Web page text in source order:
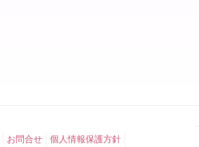
お問合せ 個人情報保護方針